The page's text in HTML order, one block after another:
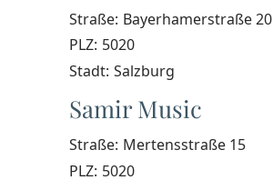
Straße: Bayerhamerstraße 20
PLZ: 5020
Stadt: Salzburg
Samir Music
Straße: Mertensstraße 15
PLZ: 5020